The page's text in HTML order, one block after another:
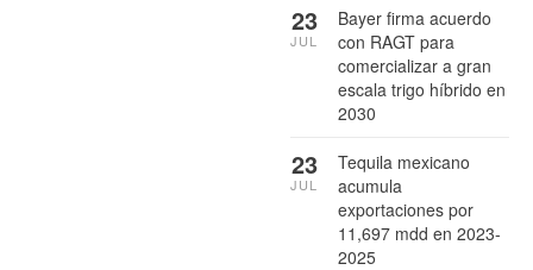
Bayer firma acuerdo
con RAGT para
comercializar a gran
escala trigo híbrido en
2030
23
JUL
Tequila mexicano
acumula
exportaciones por
11,697 mdd en 2023-
2025
23
JUL